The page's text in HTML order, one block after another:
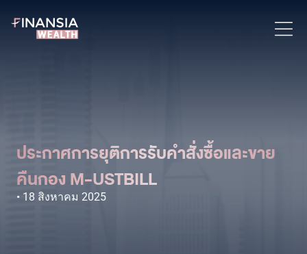
ประกาศการยุติการรับคำสั่งซื้อและขาย
คืนกอง M-USTBILL
18 สิงหาคม 2025